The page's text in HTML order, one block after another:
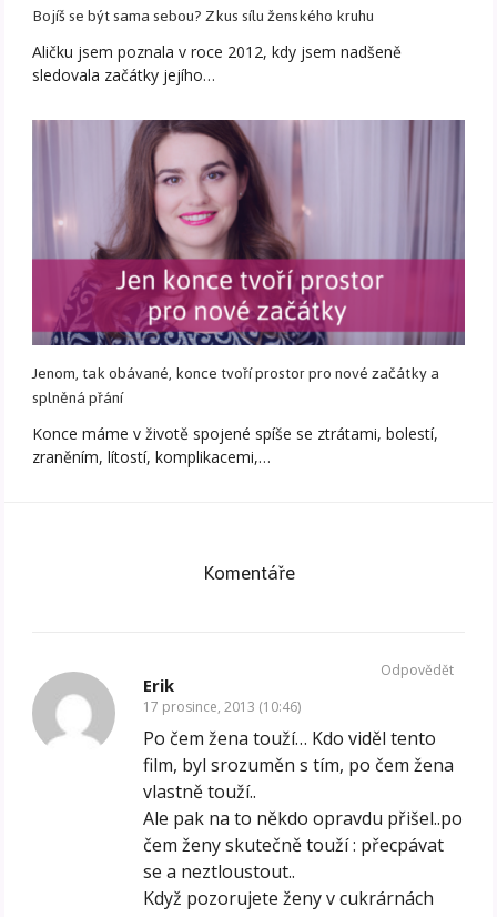
Bojíš se být sama sebou? Zkus sílu ženského kruhu
Aličku jsem poznala v roce 2012, kdy jsem nadšeně
sledovala začátky jejího…
Jenom, tak obávané, konce tvoří prostor pro nové začátky a
splněná přání
Konce máme v životě spojené spíše se ztrátami, bolestí,
zraněním, lítostí, komplikacemi,…
Komentáře
Erik
17 prosince, 2013 (10:46)
Po čem žena touží… Kdo viděl tento
film, byl srozuměn s tím, po čem žena
vlastně touží..
Ale pak na to někdo opravdu přišel..po
čem ženy skutečně touží : přecpávat
se a neztloustout..
Když pozorujete ženy v cukrárnách
Odpovědět